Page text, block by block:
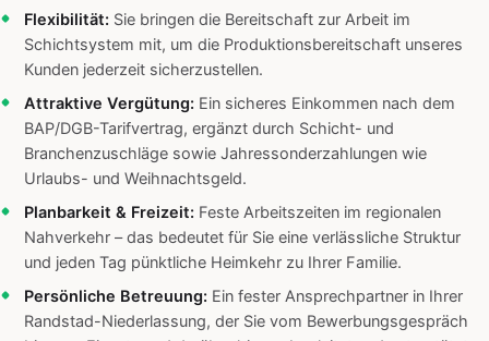
Flexibilität: Sie bringen die Bereitschaft zur Arbeit im
Schichtsystem mit, um die Produktionsbereitschaft unseres
Kunden jederzeit sicherzustellen.
Attraktive Vergütung: Ein sicheres Einkommen nach dem
BAP/DGB-Tarifvertrag, ergänzt durch Schicht- und
Branchenzuschläge sowie Jahressonderzahlungen wie
Urlaubs- und Weihnachtsgeld.
Planbarkeit & Freizeit: Feste Arbeitszeiten im regionalen
Nahverkehr – das bedeutet für Sie eine verlässliche Struktur
und jeden Tag pünktliche Heimkehr zu Ihrer Familie.
Persönliche Betreuung: Ein fester Ansprechpartner in Ihrer
Randstad-Niederlassung, der Sie vom Bewerbungsgespräch